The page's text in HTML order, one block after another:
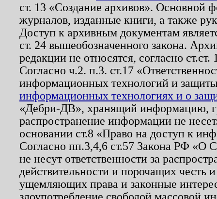
ст. 13 «Создание архивов». Основной
журналов, изданные книги, а также
Доступ к архивным документам
ст. 24 вышеобозначенного закона.
редакции не относятся, согласно
Согласно ч.2. п.3. ст.17
информационных технологий и
информационных технологиях и о
«Дебри-ДВ», хранящий информацию,
распространение информации не
основании ст.8 «Право на доступ к
Согласно пп.3,4,6 ст.57 Закона РФ «О
не несут ответственности за
действительности и порочащих честь
ущемляющих права и законные
злоупотребление свободой массовой